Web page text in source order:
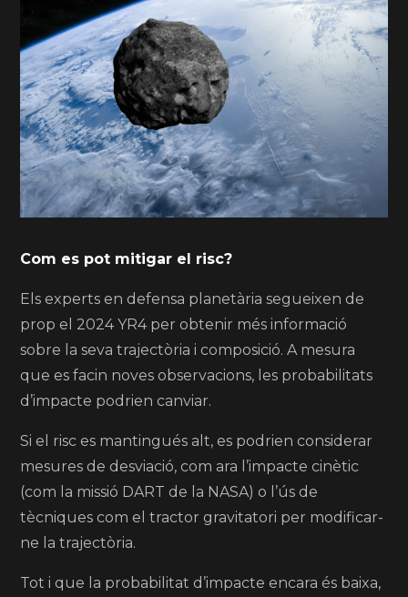
Com es pot mitigar el risc?
Els experts en defensa planetària segueixen de
prop el 2024 YR4 per obtenir més informació
sobre la seva trajectòria i composició. A mesura
que es facin noves observacions, les probabilitats
d’impacte podrien canviar.
Si el risc es mantingués alt, es podrien considerar
mesures de desviació, com ara l’impacte cinètic
(com la missió DART de la NASA) o l’ús de
tècniques com el tractor gravitatori per modificar-
ne la trajectòria.
Tot i que la probabilitat d’impacte encara és baixa,